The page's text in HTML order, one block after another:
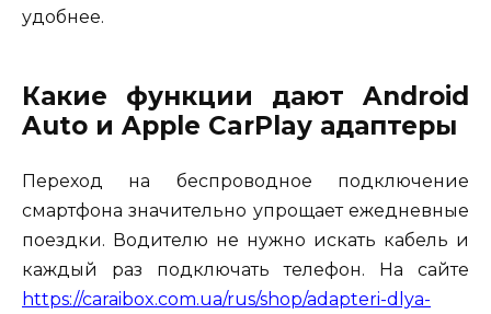
удобнее.
Какие функции дают Android
Auto и Apple CarPlay адаптеры
Переход на беспроводное подключение
смартфона значительно упрощает ежедневные
поездки. Водителю не нужно искать кабель и
каждый раз подключать телефон. На сайте
https://caraibox.com.ua/rus/shop/adapteri-dlya-